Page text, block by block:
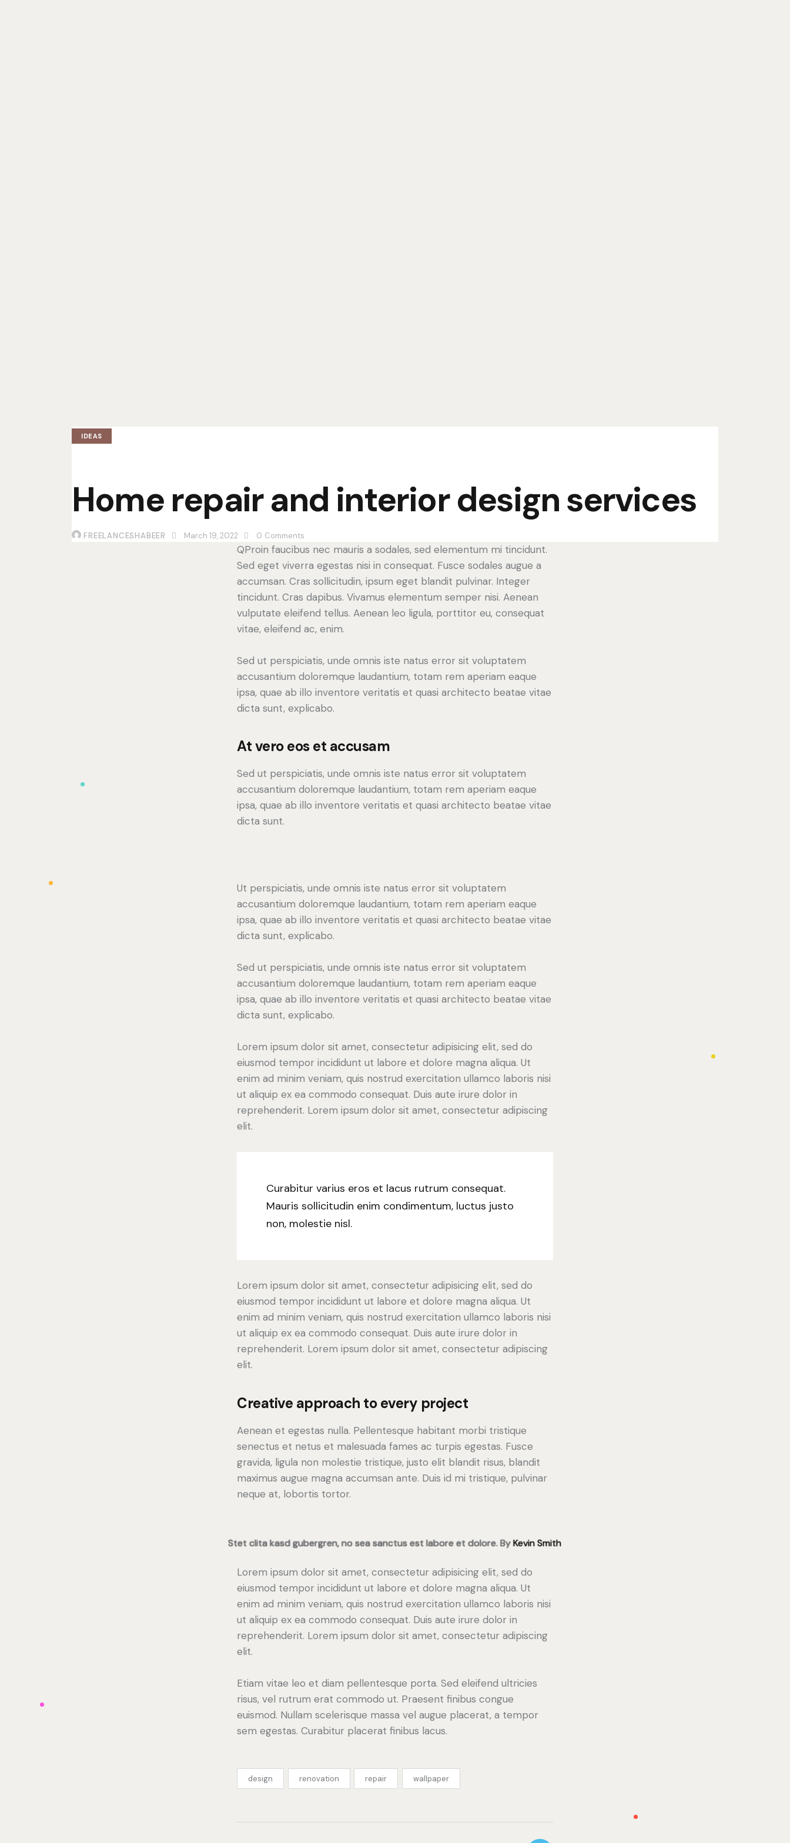
IDEAS
Home repair and interior design services
FREELANCESHABEER March 19, 2022 0 Comments
QProin faucibus nec mauris a sodales, sed elementum mi tincidunt.
Sed eget viverra egestas nisi in consequat. Fusce sodales augue a
accumsan. Cras sollicitudin, ipsum eget blandit pulvinar. Integer
tincidunt. Cras dapibus. Vivamus elementum semper nisi. Aenean
vulputate eleifend tellus. Aenean leo ligula, porttitor eu, consequat
vitae, eleifend ac, enim.
Sed ut perspiciatis, unde omnis iste natus error sit voluptatem
accusantium doloremque laudantium, totam rem aperiam eaque
ipsa, quae ab illo inventore veritatis et quasi architecto beatae vitae
dicta sunt, explicabo.
At vero eos et accusam
Sed ut perspiciatis, unde omnis iste natus error sit voluptatem
accusantium doloremque laudantium, totam rem aperiam eaque
ipsa, quae ab illo inventore veritatis et quasi architecto beatae vitae
dicta sunt.
Ut perspiciatis, unde omnis iste natus error sit voluptatem
accusantium doloremque laudantium, totam rem aperiam eaque
ipsa, quae ab illo inventore veritatis et quasi architecto beatae vitae
dicta sunt, explicabo.
Sed ut perspiciatis, unde omnis iste natus error sit voluptatem
accusantium doloremque laudantium, totam rem aperiam eaque
ipsa, quae ab illo inventore veritatis et quasi architecto beatae vitae
dicta sunt, explicabo.
Lorem ipsum dolor sit amet, consectetur adipisicing elit, sed do
eiusmod tempor incididunt ut labore et dolore magna aliqua. Ut
enim ad minim veniam, quis nostrud exercitation ullamco laboris nisi
ut aliquip ex ea commodo consequat. Duis aute irure dolor in
reprehenderit. Lorem ipsum dolor sit amet, consectetur adipiscing
elit.
Curabitur varius eros et lacus rutrum consequat.
Mauris sollicitudin enim condimentum, luctus justo
non, molestie nisl.
Lorem ipsum dolor sit amet, consectetur adipisicing elit, sed do
eiusmod tempor incididunt ut labore et dolore magna aliqua. Ut
enim ad minim veniam, quis nostrud exercitation ullamco laboris nisi
ut aliquip ex ea commodo consequat. Duis aute irure dolor in
reprehenderit. Lorem ipsum dolor sit amet, consectetur adipiscing
elit.
Creative approach to every project
Aenean et egestas nulla. Pellentesque habitant morbi tristique
senectus et netus et malesuada fames ac turpis egestas. Fusce
gravida, ligula non molestie tristique, justo elit blandit risus, blandit
maximus augue magna accumsan ante. Duis id mi tristique, pulvinar
neque at, lobortis tortor.
Stet clita kasd gubergren, no sea sanctus est labore et dolore. ByKevin Smith
Lorem ipsum dolor sit amet, consectetur adipisicing elit, sed do
eiusmod tempor incididunt ut labore et dolore magna aliqua. Ut
enim ad minim veniam, quis nostrud exercitation ullamco laboris nisi
ut aliquip ex ea commodo consequat. Duis aute irure dolor in
reprehenderit. Lorem ipsum dolor sit amet, consectetur adipiscing
elit.
Etiam vitae leo et diam pellentesque porta. Sed eleifend ultricies
risus, vel rutrum erat commodo ut. Praesent finibus congue
euismod. Nullam scelerisque massa vel augue placerat, a tempor
sem egestas. Curabitur placerat finibus lacus.
design renovation repair wallpaper